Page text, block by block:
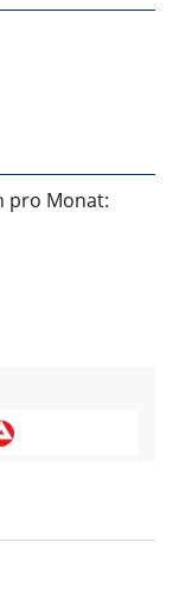
pro Monat: